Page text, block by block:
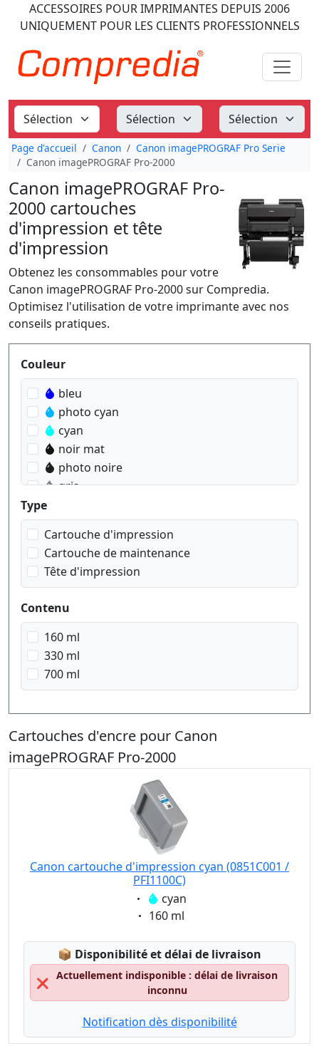
ACCESSOIRES POUR IMPRIMANTES DEPUIS 2006
UNIQUEMENT POUR LES CLIENTS PROFESSIONNELS
Page d'accueil Canon
Canon imagePROGRAF Pro Serie
Canon imagePROGRAF Pro-2000
Canon imagePROGRAF Pro-
2000 cartouches
d'impression et tête
d'impression
Obtenez les consommables pour votre
Canon imagePROGRAF Pro-2000 sur Compredia.
Optimisez l'utilisation de votre imprimante avec nos
conseils pratiques.
Produktfilter
Couleur
bleu
photo cyan
cyan
noir mat
photo noire
gris
magenta
photo magenta
jaune
transparent
Type
Cartouche d'impression
Cartouche de maintenance
Tête d'impression
Contenu
160 ml
330 ml
700 ml
Cartouches d'encre pour Canon
imagePROGRAF Pro-2000
Canon cartouche d'impression cyan (0851C001 /
PFI1100C)
Eigenschaft:
cyan
Eigenschaft:
160 ml
📦 Lagerstatus:
Disponibilité et délai de livraison
❌
Actuellement indisponible : délai de livraison
inconnu
Notification dès disponibilité